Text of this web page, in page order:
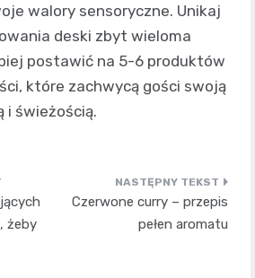
walory sensoryczne. Unikaj
deski zbyt wieloma
postawić na 5-6 produktów
które zachwycą gości swoją
i świeżością.
żeby
Czerwone curry – przepis
pełen aromatu